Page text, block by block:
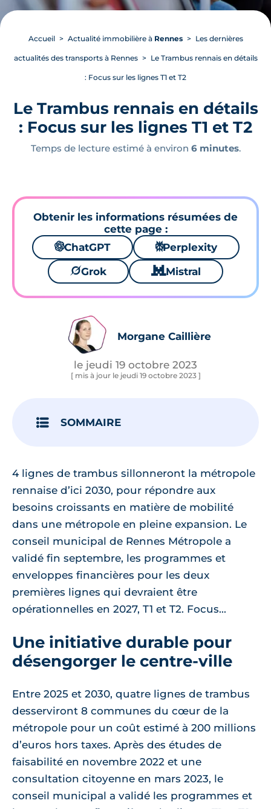
Accueil Actualité immobilière à Rennes Les dernières
actualités des transports à Rennes Le Trambus rennais en détails
: Focus sur les lignes T1 et T2
Le Trambus rennais en détails
: Focus sur les lignes T1 et T2
Temps de lecture estimé à environ 6 minutes.
Obtenir les informations résumées de
cette page :
🌌ChatGPT ⚙Perplexity
🪐Grok 🐱 Mistral
Morgane Caillière
le jeudi 19 octobre 2023
[ mis à jour le jeudi 19 octobre 2023 ]
SOMMAIRE
4 lignes de trambus sillonneront la métropole
rennaise d’ici 2030, pour répondre aux
besoins croissants en matière de mobilité
dans une métropole en pleine expansion. Le
conseil municipal de Rennes Métropole a
validé fin septembre, les programmes et
enveloppes financières pour les deux
premières lignes qui devraient être
opérationnelles en 2027, T1 et T2. Focus...
Une initiative durable pour
désengorger le centre-ville
Entre 2025 et 2030, quatre lignes de trambus
desserviront 8 communes du cœur de la
métropole pour un coût estimé à 200 millions
d’euros hors taxes. Après des études de
faisabilité en novembre 2022 et une
consultation citoyenne en mars 2023, le
conseil municipal a validé les programmes et